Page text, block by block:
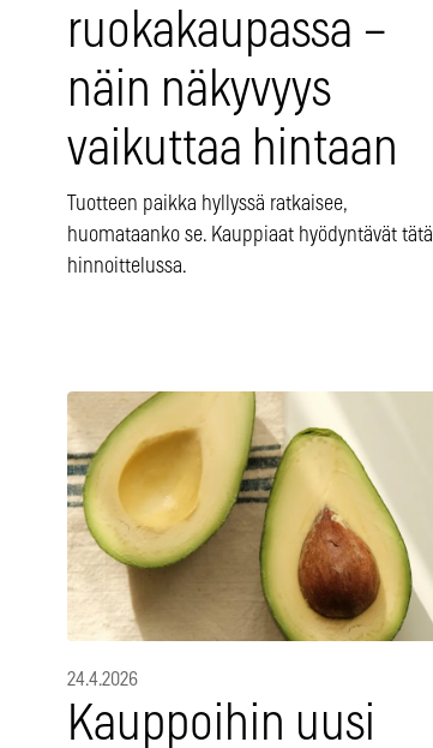
ruokakaupassa –
näin näkyvyys
vaikuttaa hintaan
Tuotteen paikka hyllyssä ratkaisee,
huomataanko se. Kauppiaat hyödyntävät tätä
hinnoittelussa.
24.4.2026
Kauppoihin uusi